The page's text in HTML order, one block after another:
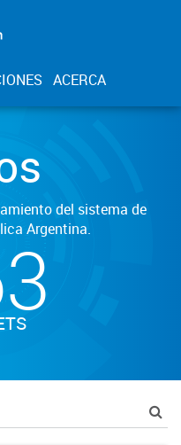
ACERCA
del sistema de
Argentina.